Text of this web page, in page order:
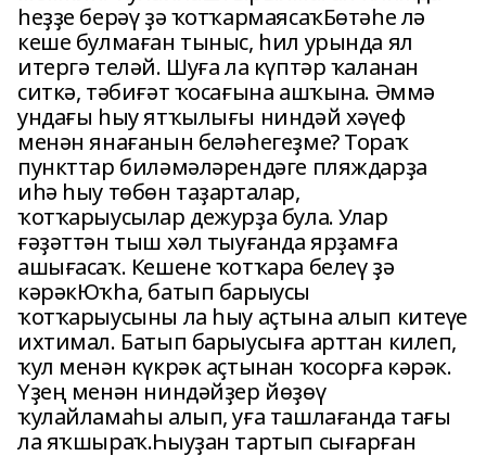
һеҙҙе берәү ҙә ҡотҡармаясаҡБөтәһе лә
кеше булмаған тыныс, һил урында ял
итергә теләй. Шуға ла күптәр ҡаланан
ситкә, тәбиғәт ҡосағына ашҡына. Әммә
ундағы һыу ятҡылығы ниндәй хәүеф
менән янағанын беләһегеҙме? Тораҡ
пункттар биләмәләрендәге пляждарҙа
иһә һыу төбөн таҙарталар,
ҡотҡарыусылар дежурҙа була. Улар
ғәҙәттән тыш хәл тыуғанда ярҙамға
ашығасаҡ. Кешене ҡотҡара белеү ҙә
кәрәкЮҡһа, батып барыусы
ҡотҡарыусыны ла һыу аҫтына алып китеүе
ихтимал. Батып барыусыға арттан килеп,
ҡул менән күкрәк аҫтынан ҡосорға кәрәк.
Үҙең менән ниндәйҙер йөҙөү
ҡулайламаһы алып, уға ташлағанда тағы
ла яҡшыраҡ.Һыуҙан тартып сығарған